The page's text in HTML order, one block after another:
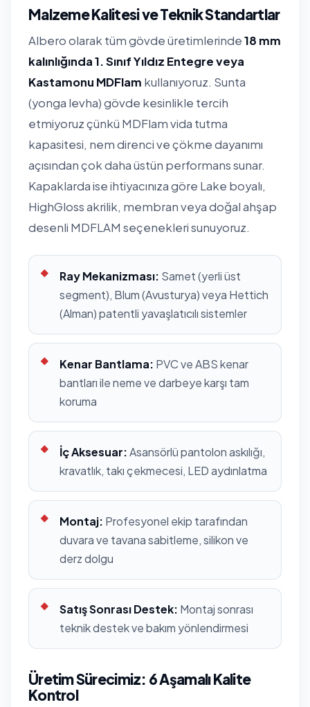
Malzeme Kalitesi ve Teknik Standartlar
Albero olarak tüm gövde üretimlerinde18 mm
kalınlığında 1. Sınıf Yıldız Entegre veya
Kastamonu MDFlam kullanıyoruz. Sunta
(yonga levha) gövde kesinlikle tercih
etmiyoruz çünkü MDFlam vida tutma
kapasitesi, nem direnci ve çökme dayanımı
açısından çok daha üstün performans sunar.
Kapaklarda ise ihtiyacınıza göre Lake boyalı,
HighGloss akrilik, membran veya doğal ahşap
desenli MDFLAM seçenekleri sunuyoruz.
Ray Mekanizması: Samet (yerli üst
segment), Blum (Avusturya) veya Hettich
(Alman) patentli yavaşlatıcılı sistemler
Kenar Bantlama: PVC ve ABS kenar
bantları ile neme ve darbeye karşı tam
koruma
İç Aksesuar:Asansörlü pantolon askılığı,
kravatlık, takı çekmecesi, LED aydınlatma
Montaj: Profesyonel ekip tarafından
duvara ve tavana sabitleme, silikon ve
derz dolgu
Satış Sonrası Destek: Montaj sonrası
teknik destek ve bakım yönlendirmesi
Üretim Sürecimiz: 6 Aşamalı Kalite
Kontrol